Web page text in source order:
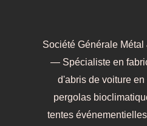
Société Générale
— Spécialiste en
d'abris de voiture
pergolas
tentes